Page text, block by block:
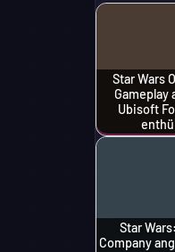
Star Wars
Gameplay
Ubisoft
Star
Company